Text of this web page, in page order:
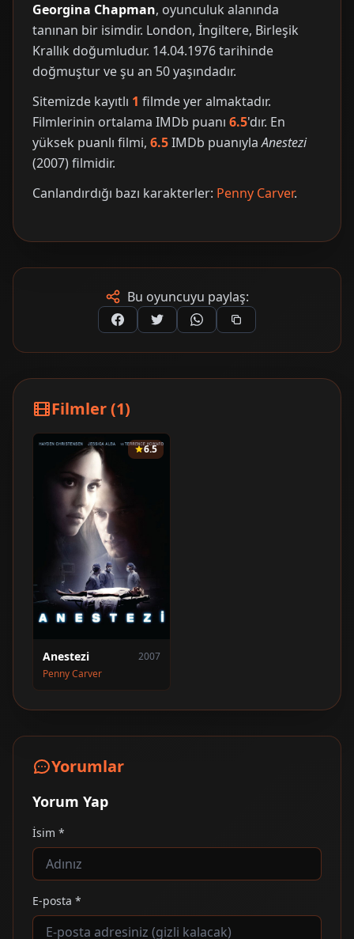
Georgina Chapman, oyunculuk alanında
tanınan bir isimdir. London, İngiltere, Birleşik
Krallık doğumludur. 14.04.1976 tarihinde
doğmuştur ve şu an 50 yaşındadır.
Sitemizde kayıtlı 1 filmde yer almaktadır.
Filmlerinin ortalama IMDb puanı 6.5'dır. En
yüksek puanlı filmi, 6.5IMDb puanıylaAnestezi
(2007) filmidir.
Canlandırdığı bazı karakterler: Penny Carver.
Bu oyuncuyu paylaş:
Filmler (1)
6.5
Anestezi
2007
Penny Carver
Yorumlar
Yorum Yap
İsim *
E-posta *